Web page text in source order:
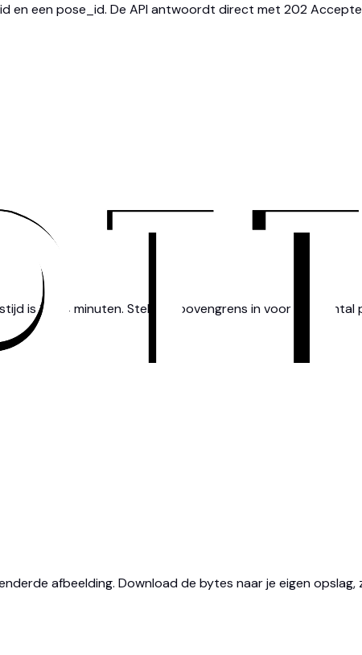
en een pose_id. De API antwoordt direct met 202
is 1.5–4 minuten. Stel een bovengrens in voor het
afbeelding. Download de bytes naar je eigen